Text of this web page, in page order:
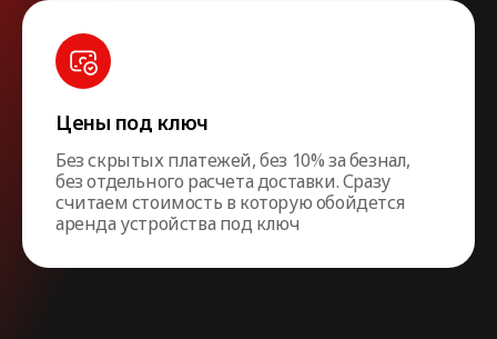
Цены под ключ
Без скрытых платежей, без 10% за безнал,
без отдельного расчета доставки. Сразу
считаем стоимость в которую обойдется
аренда устройства под ключ